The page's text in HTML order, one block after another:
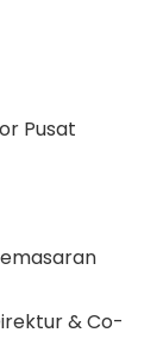
Pusat
& Co-